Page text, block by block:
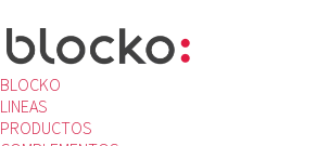
BLOCKO
LINEAS
PRODUCTOS